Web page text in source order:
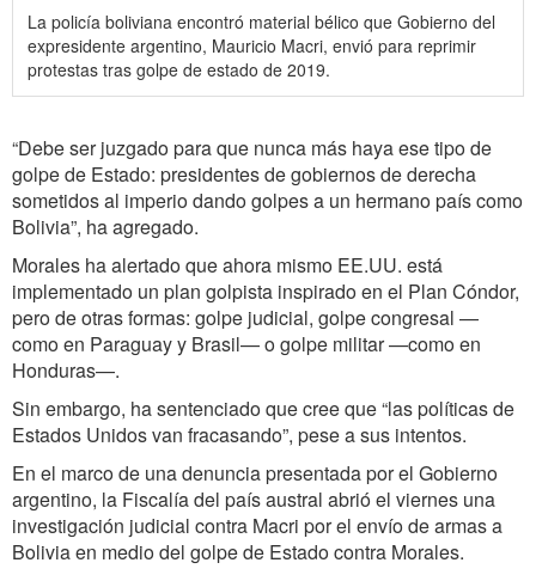
La policía boliviana encontró material bélico que Gobierno del
expresidente argentino, Mauricio Macri, envió para reprimir
protestas tras golpe de estado de 2019.
“Debe ser juzgado para que nunca más haya ese tipo de
golpe de Estado: presidentes de gobiernos de derecha
sometidos al imperio dando golpes a un hermano país como
Bolivia”, ha agregado.
Morales ha alertado que ahora mismo EE.UU. está
implementado un plan golpista inspirado en el Plan Cóndor,
pero de otras formas: golpe judicial, golpe congresal —
como en Paraguay y Brasil— o golpe militar —como en
Honduras—.
Sin embargo, ha sentenciado que cree que “las políticas de
Estados Unidos van fracasando”, pese a sus intentos.
En el marco de una denuncia presentada por el Gobierno
argentino, la Fiscalía del país austral abrió el viernes una
investigación judicial contra Macri por el envío de armas a
Bolivia en medio del golpe de Estado contra Morales.